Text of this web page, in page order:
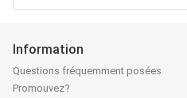
Information
Questions fréquemment posées
Promouvez?